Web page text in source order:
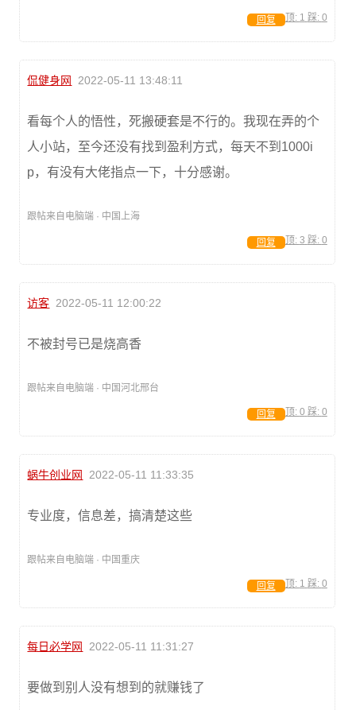
顶: 1 踩: 0
回复
侃健身网 2022-05-11 13:48:11
看每个人的悟性，死搬硬套是不行的。我现在弄的个
人小站，至今还没有找到盈利方式，每天不到1000i
p，有没有大佬指点一下，十分感谢。
跟帖来自电脑端 · 中国上海
顶: 3 踩: 0
回复
访客 2022-05-11 12:00:22
不被封号已是烧高香
跟帖来自电脑端 · 中国河北邢台
顶: 0 踩: 0
回复
蜗牛创业网 2022-05-11 11:33:35
专业度，信息差，搞清楚这些
跟帖来自电脑端 · 中国重庆
顶: 1 踩: 0
回复
每日必学网 2022-05-11 11:31:27
要做到别人没有想到的就赚钱了